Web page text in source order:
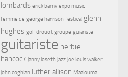
lombards erick bamy expo music
femme de george harrison festival glenn
hughes golf drouot groupe guiariste
guitariste herbie
hancock janny loseth jazz joe louis walker
john coghlan luther allison Maalouma